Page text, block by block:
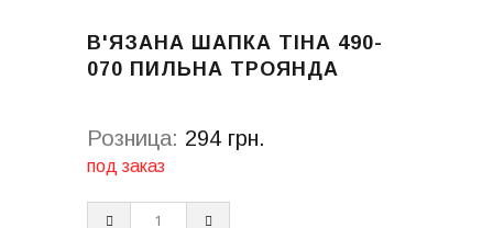
В'ЯЗАНА ШАПКА ТІНА 490-
070 ПИЛЬНА ТРОЯНДА
Розница: 294 грн.
под заказ